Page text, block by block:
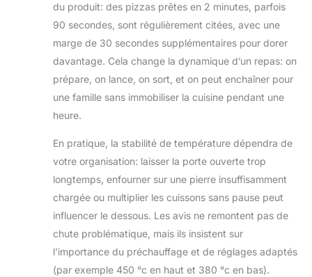
du produit: des pizzas prêtes en 2 minutes, parfois
90 secondes, sont régulièrement citées, avec une
marge de 30 secondes supplémentaires pour dorer
davantage. Cela change la dynamique d’un repas: on
prépare, on lance, on sort, et on peut enchaîner pour
une famille sans immobiliser la cuisine pendant une
heure.
En pratique, la stabilité de température dépendra de
votre organisation: laisser la porte ouverte trop
longtemps, enfourner sur une pierre insuffisamment
chargée ou multiplier les cuissons sans pause peut
influencer le dessous. Les avis ne remontent pas de
chute problématique, mais ils insistent sur
l’importance du préchauffage et de réglages adaptés
(par exemple 450 °c en haut et 380 °c en bas).